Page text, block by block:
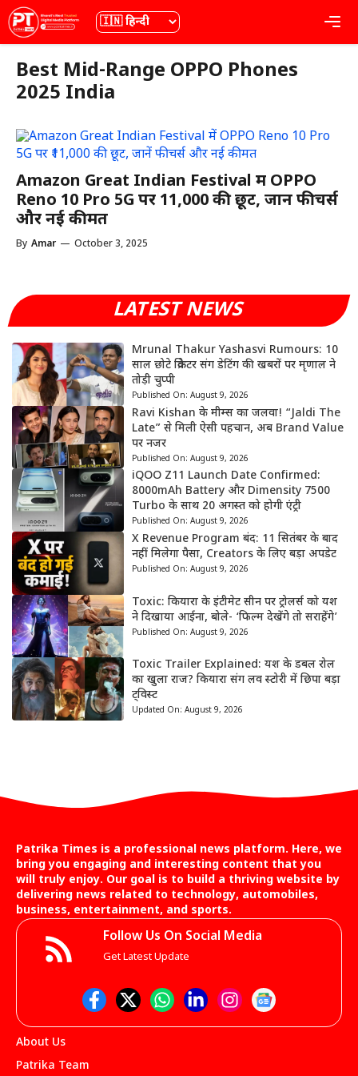
Skip
to
content
भाषा
Best Mid-Range OPPO Phones
2025 India
Amazon Great Indian Festival में OPPO
Reno 10 Pro 5G पर ₹11,000 की छूट, जानें फीचर्स
और नई कीमत
By Amar — October 3, 2025
LATEST NEWS
Mrunal Thakur Yashasvi Rumours: 10
साल छोटे क्रिकेटर संग डेटिंग की खबरों पर मृणाल ने
तोड़ी चुप्पी
Published On: August 9, 2026
Ravi Kishan के मीम्स का जलवा! “Jaldi The
Late” से मिली ऐसी पहचान, अब Brand Value
पर नजर
Published On: August 9, 2026
iQOO Z11 Launch Date Confirmed:
8000mAh Battery और Dimensity 7500
Turbo के साथ 20 अगस्त को होगी एंट्री
Published On: August 9, 2026
X Revenue Program बंद: 11 सितंबर के बाद
नहीं मिलेगा पैसा, Creators के लिए बड़ा अपडेट
Published On: August 9, 2026
Toxic: कियारा के इंटीमेट सीन पर ट्रोलर्स को यश
ने दिखाया आईना, बोले- ‘फिल्म देखेंगे तो सराहेंगे’
Published On: August 9, 2026
Toxic Trailer Explained: यश के डबल रोल
का खुला राज? कियारा संग लव स्टोरी में छिपा बड़ा
ट्विस्ट
Updated On: August 9, 2026
Patrika Times is a professional news platform. Here, we
bring you engaging and interesting content that you
will truly enjoy. Our goal is to build a thriving website by
delivering news related to technology, automobiles,
business, entertainment, and sports.
Follow Us On Social Media
Get Latest Update
About Us
Patrika Team